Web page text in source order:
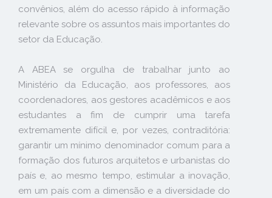
convênios, além do acesso rápido à informação
relevante sobre os assuntos mais importantes do
setor da Educação.
A ABEA se orgulha de trabalhar junto ao
Ministério da Educação, aos professores, aos
coordenadores, aos gestores acadêmicos e aos
estudantes a fim de cumprir uma tarefa
extremamente difícil e, por vezes, contraditória:
garantir um mínimo denominador comum para a
formação dos futuros arquitetos e urbanistas do
país e, ao mesmo tempo, estimular a inovação,
em um país com a dimensão e a diversidade do